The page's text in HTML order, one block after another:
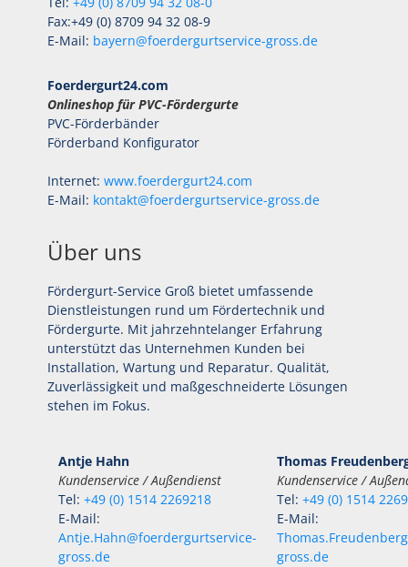
Fax:+49 (0) 8709 94 32 08-9
E-Mail: bayern@foerdergurtservice-gross.de
Foerdergurt24.com
Onlineshop für PVC-Fördergurte
PVC-Förderbänder
Förderband Konfigurator
Internet: www.foerdergurt24.com
E-Mail: kontakt@foerdergurtservice-gross.de
Über uns
Fördergurt-Service Groß bietet umfassende
Dienstleistungen rund um Fördertechnik und
Fördergurte. Mit jahrzehntelanger Erfahrung
unterstützt das Unternehmen Kunden bei
Installation, Wartung und Reparatur. Qualität,
Zuverlässigkeit und maßgeschneiderte Lösungen
stehen im Fokus.
Antje Hahn
Kundenservice / Außendienst
Tel: +49 (0) 1514 2269218
E-Mail:
Antje.Hahn@foerdergurtservice-
gross.de
Thomas
Kundenservice /
Tel: +49 (0) 1514
E-Mail:
gross.de